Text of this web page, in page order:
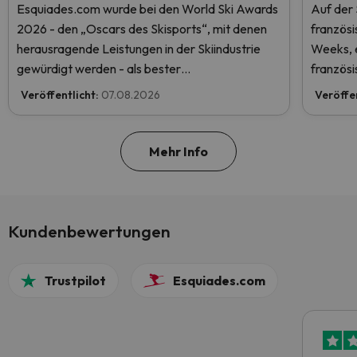
Esquiades.com wurde bei den World Ski Awards
2026 - den „Oscars des Skisports“, mit denen
herausragende Leistungen in der Skiindustrie
gewürdigt werden - als bester
Skiurlaubveranstalter der Welt nominiert.
ersten Platz zu erreichen!
Veröffentlicht: 07.08.2026
Auf der
Weeks,
Mehr Info
Kundenbewertungen
Trustpilot Esquiades.com